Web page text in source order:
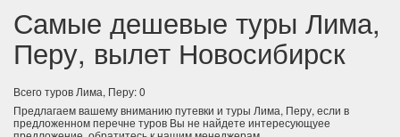
Самые дешевые туры Лима,
Перу, вылет Новосибирск
Всего туров Лима, Перу: 0
Предлагаем вашему вниманию путевки и туры Лима, Перу, если в
предложенном перечне туров Вы не найдете интересующуее